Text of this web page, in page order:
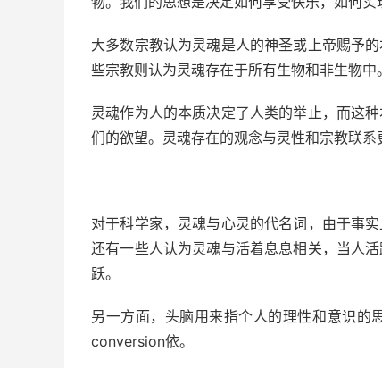
大多数宗教认为灵魂是人的神圣或上帝赐予
些宗教则认为灵魂存在于所有生物和非生物中。
灵魂作为人的本质决定了人类的举止，而这
们的欲望。灵魂存在的观念与灵性和宗教联系
对于科学家，灵魂与心灵的代名词，由于事实
还有一些人认为灵魂与活着息息相关，当人
跃。
另一方面，头脑用来指个人的理性和意识的
conversion依。